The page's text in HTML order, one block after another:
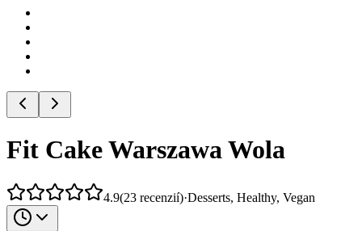
Fit Cake Warszawa Wola
4.9(23 recenzií)·Desserts, Healthy, Vegan